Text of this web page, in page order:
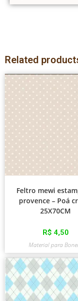
Related
Feltro mewi
provence – Poá
25X70CM
R$ 4,50
Material para